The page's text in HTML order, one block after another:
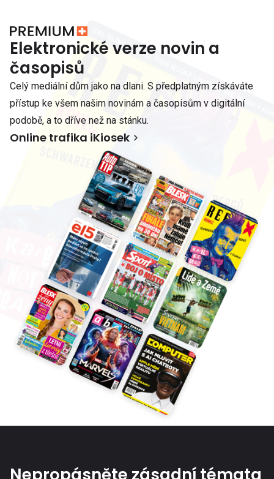
Elektronické verze novin a
časopisů
Celý mediální dům jako na dlani. S předplatným získáváte
přístup ke všem našim novinám a časopisům v digitální
podobě, a to dříve než na stánku.
Online trafika iKiosek